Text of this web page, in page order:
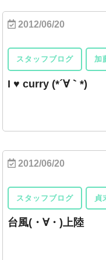
2012/06/20
スタッフブログ 加
I ♥ curry (*´∀｀*)
2012/06/20
スタッフブログ 貞
台風(・∀・)上陸